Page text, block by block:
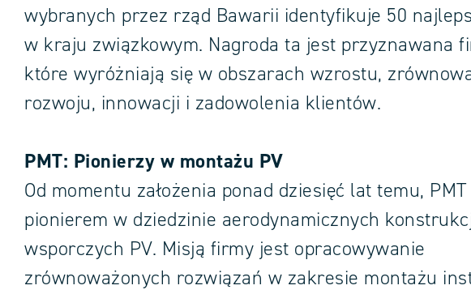
wybranych przez rząd Bawarii identyfikuje 50
w kraju związkowym. Nagroda ta jest przyznawana
które wyróżniają się w obszarach wzrostu,
rozwoju, innowacji i zadowolenia klientów.
PMT: Pionierzy w montażu PV
Od momentu założenia ponad dziesięć lat temu, PMT
pionierem w dziedzinie aerodynamicznych
wsporczych PV. Misją firmy jest opracowywanie
zrównoważonych rozwiązań w zakresie montażu